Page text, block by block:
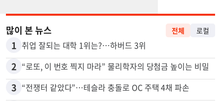
많이 본 뉴스 전체 로컬
1 취업 잘되는 대학 1위는?…하버드 3위
2 “로또, 이 번호 찍지 마라” 물리학자의 당첨금 높이는 비밀
3 “전쟁터 같았다”…테슬라 충돌로 OC 주택 4채 파손